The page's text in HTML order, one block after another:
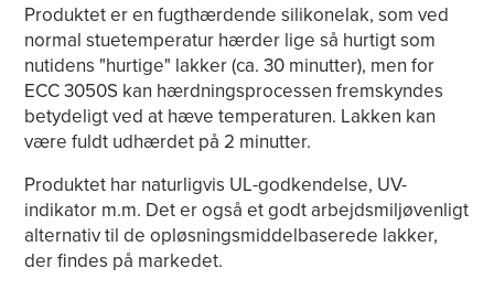
Produktet er en fugthærdende silikonelak, som ved
normal stuetemperatur hærder lige så hurtigt som
nutidens "hurtige" lakker (ca. 30 minutter), men for
ECC 3050S kan hærdningsprocessen fremskyndes
betydeligt ved at hæve temperaturen. Lakken kan
være fuldt udhærdet på 2 minutter.
Produktet har naturligvis UL-godkendelse, UV-
indikator m.m. Det er også et godt arbejdsmiljøvenligt
alternativ til de opløsningsmiddelbaserede lakker,
der findes på markedet.